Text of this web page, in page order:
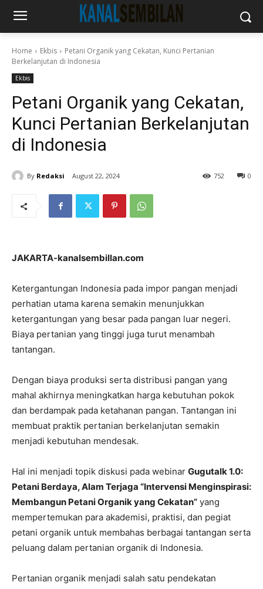
Home Ekbis
Petani Organik yang Cekatan, Kunci Pertanian
Berkelanjutan di Indonesia
Ekbis
Petani Organik yang Cekatan,
Kunci Pertanian Berkelanjutan
di Indonesia
By Redaksi August 22, 2024 0
752
JAKARTA-kanalsembillan.com
Ketergantungan Indonesia pada impor pangan menjadi
perhatian utama karena semakin menunjukkan
ketergantungan yang besar pada pangan luar negeri.
Biaya pertanian yang tinggi juga turut menambah
tantangan.
Dengan biaya produksi serta distribusi pangan yang
mahal akhirnya meningkatkan harga kebutuhan pokok
dan berdampak pada ketahanan pangan. Tantangan ini
membuat praktik pertanian berkelanjutan semakin
menjadi kebutuhan mendesak.
Hal ini menjadi topik diskusi pada webinar Gugutalk 1.0:
Petani Berdaya, Alam Terjaga “Intervensi Menginspirasi:
Membangun Petani Organik yang Cekatan” yang
mempertemukan para akademisi, praktisi, dan pegiat
petani organik untuk membahas berbagai tantangan serta
peluang dalam pertanian organik di Indonesia.
Pertanian organik menjadi salah satu pendekatan